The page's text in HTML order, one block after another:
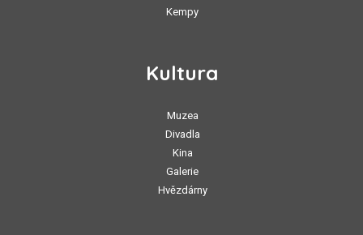
Kempy
Kultura
Muzea
Divadla
Kina
Galerie
Hvězdárny